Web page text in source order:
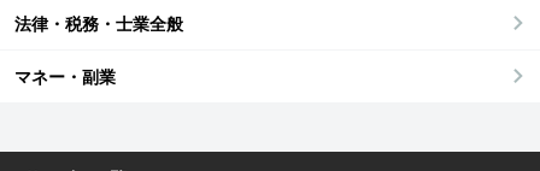
法律・税務・士業全般
マネー・副業